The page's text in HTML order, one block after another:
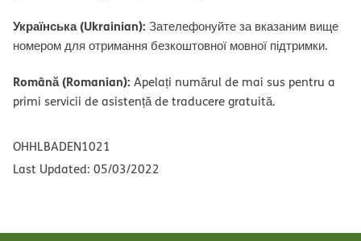
Українська (Ukrainian): Зателефонуйте за вказаним вище
номером для отримання безкоштовної мовної підтримки.
Română (Romanian): Apelați numărul de mai sus pentru a
primi servicii de asistență de traducere gratuită.
OHHLBADEN1021
Last Updated: 05/03/2022